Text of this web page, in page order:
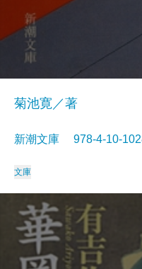
菊池寛／著
新潮文庫 978-4-10-
文庫